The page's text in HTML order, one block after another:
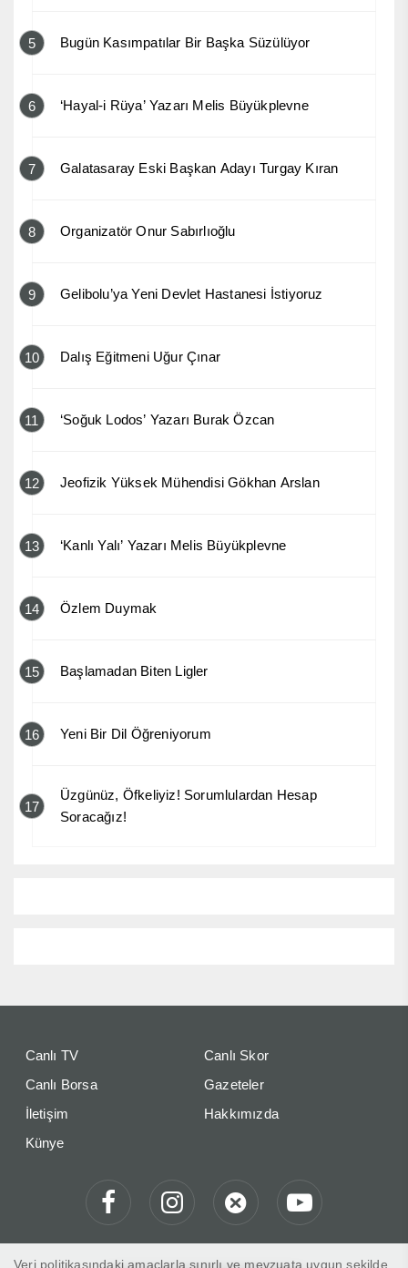
5 Bugün Kasımpatılar Bir Başka Süzülüyor
6 ‘Hayal-i Rüya’ Yazarı Melis Büyükplevne
7 Galatasaray Eski Başkan Adayı Turgay Kıran
8 Organizatör Onur Sabırlıoğlu
9 Gelibolu’ya Yeni Devlet Hastanesi İstiyoruz
10 Dalış Eğitmeni Uğur Çınar
11 ‘Soğuk Lodos’ Yazarı Burak Özcan
12 Jeofizik Yüksek Mühendisi Gökhan Arslan
13 ‘Kanlı Yalı’ Yazarı Melis Büyükplevne
14 Özlem Duymak
15 Başlamadan Biten Ligler
16 Yeni Bir Dil Öğreniyorum
17
Üzgünüz, Öfkeliyiz! Sorumlulardan Hesap
Soracağız!
Canlı TV
Canlı Skor
Canlı Borsa
Gazeteler
İletişim
Hakkımızda
Künye
Veri politikasındaki amaçlarla sınırlı ve mevzuata uygun şekilde